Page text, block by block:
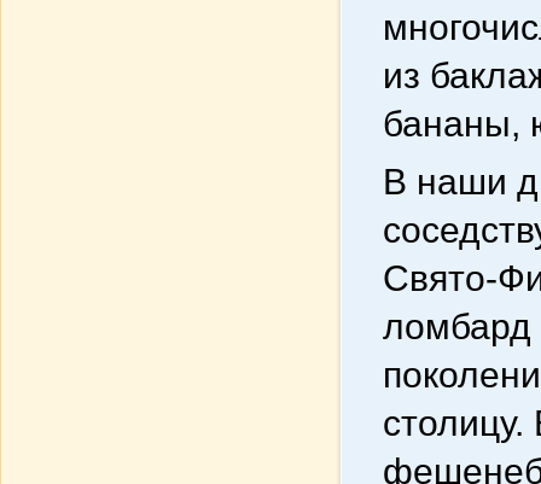
из
бананы,
В наши
Свято-
ломбард